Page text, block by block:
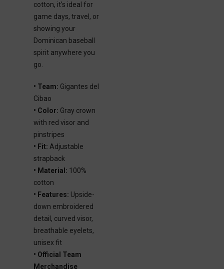
cotton, it’s ideal for
game days, travel, or
showing your
Dominican baseball
spirit anywhere you
go.
• Team: Gigantes del
Cibao
• Color: Gray crown
with red visor and
pinstripes
• Fit: Adjustable
strapback
• Material: 100%
cotton
• Features: Upside-
down embroidered
detail, curved visor,
breathable eyelets,
unisex fit
• Official Team
Merchandise